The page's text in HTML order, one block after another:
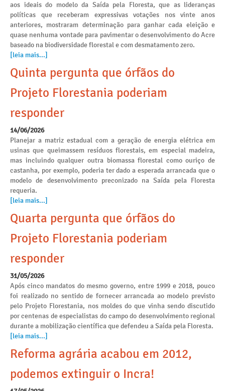
aos ideais do modelo da Saída pela Floresta, que as lideranças
políticas que receberam expressivas votações nos vinte anos
anteriores, mostraram determinação para ganhar cada eleição e
quase nenhuma vontade para pavimentar o desenvolvimento do Acre
baseado na biodiversidade florestal e com desmatamento zero.
[leia mais...]
Quinta pergunta que órfãos do
Projeto Florestania poderiam
responder
14/06/2026
Planejar a matriz estadual com a geração de energia elétrica em
usinas que queimassem resíduos florestais, em especial madeira,
mas incluindo qualquer outra biomassa florestal como ouriço de
castanha, por exemplo, poderia ter dado a esperada arrancada que o
modelo de desenvolvimento preconizado na Saída pela Floresta
requeria.
[leia mais...]
Quarta pergunta que órfãos do
Projeto Florestania poderiam
responder
31/05/2026
Após cinco mandatos do mesmo governo, entre 1999 e 2018, pouco
foi realizado no sentido de fornecer arrancada ao modelo previsto
pelo Projeto Florestania, nos moldes do que vinha sendo discutido
por centenas de especialistas do campo do desenvolvimento regional
durante a mobilização científica que defendeu a Saída pela Floresta.
[leia mais...]
Reforma agrária acabou em 2012,
podemos extinguir o Incra!